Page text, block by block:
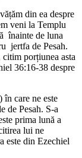
din ea despre
înainte de luna
jertfa de Pesah.
porțiunea asta
36:16-38 despre
care ne este
prima lună a
lui ne
este din Ezechiel